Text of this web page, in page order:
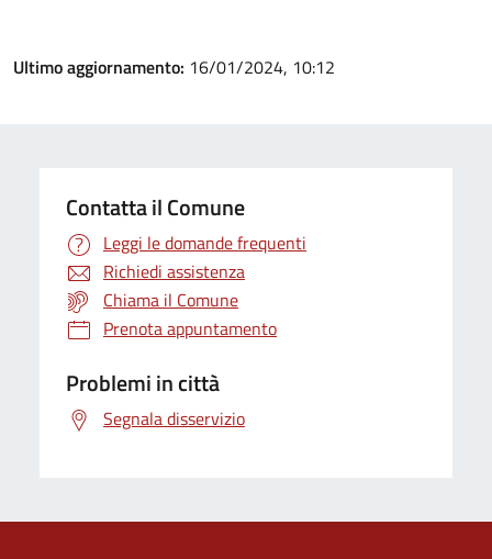
Ultimo aggiornamento: 16/01/2024, 10:12
Contatta il Comune
Leggi le domande frequenti
Richiedi assistenza
Chiama il Comune
Prenota appuntamento
Problemi in città
Segnala disservizio